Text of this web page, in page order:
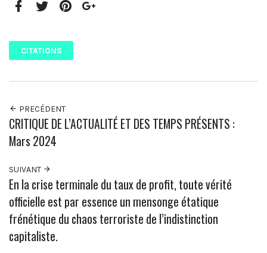
CITATIONS
PRECÉDENT
CRITIQUE DE L’ACTUALITÉ ET DES TEMPS PRÉSENTS :
Mars 2024
SUIVANT
En la crise terminale du taux de profit, toute vérité
officielle est par essence un mensonge étatique
frénétique du chaos terroriste de l’indistinction
capitaliste.